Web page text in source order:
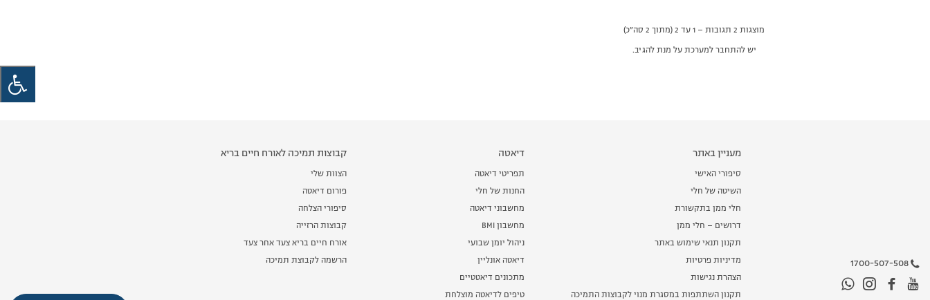
מוצגות 2 תגובות – 1 עד 2 (מתוך 2 סה״כ)
יש להתחבר למערכת על מנת להגיב.
1700-507-508
מעניין באתר
סיפורי האישי
השיטה של חלי
חלי ממן בתקשורת
דרושים – חלי ממן
תקנון תנאי שימוש באתר
מדיניות פרטיות
הצהרת נגישות
תקנון השתתפות במסגרת מנוי לקבוצות התמיכה
דיאטה
תפריטי דיאטה
החנות של חלי
מחשבוני דיאטה
מחשבון BMI
ניהול יומן שבועי
דיאטה אונליין
מתכונים דיאטטיים
טיפים לדיאטה מוצלחת
קבוצות תמיכה לאורח חיים בריא
הצוות שלי
פורום דיאטה
סיפורי הצלחה
קבוצות הרזייה
אורח חיים בריא צעד אחר צעד
הרשמה לקבוצת תמיכה